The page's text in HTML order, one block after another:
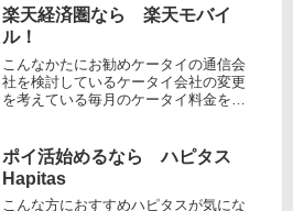
ロモーションが含まれていますどうし
てメルカリを始めたか？メルカリを
始...
楽天経済圏なら 楽天モバイ
ル！
こんなかたにお勧めケータイの通信会
社を検討しているケータイ会社の変更
を考えている毎月のケータイ料金をお
る・使える楽天モバイルにしました。
そして通信料もお安く、毎月貯めたポ
イン...
ポイ活始めるなら ハピタス
Hapitas
こんな方におすすめハピタスが気にな